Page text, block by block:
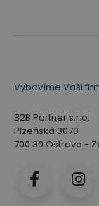
Vybavíme Vaši
B2B Partner s.r.o.
Plzeňská 3070
700 30 Ostrava -